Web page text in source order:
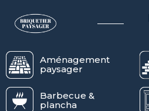
Aménagement
paysager
Barbecue &
plancha